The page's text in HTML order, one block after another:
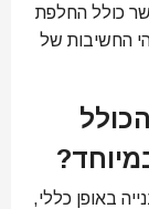
כולל החלפת
החשיבות של
באופן כללי,